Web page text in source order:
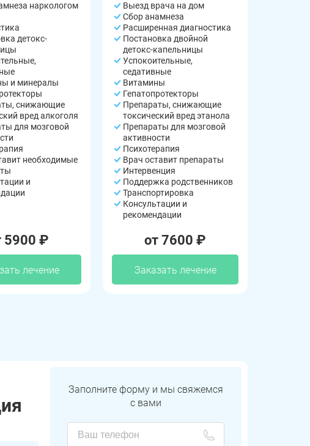
наркологом
детокс-
и минералы
снижающие
вред алкоголя
для мозговой
необходимые
и
5900 ₽
лечение
Выезд врача на дом
Сбор анамнеза
Расширенная диагностика
Постановка двойной
детокс-капельницы
Успокоительные,
седативные
Витамины
Гепатопротекторы
Препараты, снижающие
токсический вред этанола
Препараты для мозговой
активности
Психотерапия
Врач оставит препараты
Интервенция
Поддержка родственников
Транспортировка
Консультации и
рекомендации
от 7600 ₽
Заказать лечение
Заполните форму и мы свяжемся
с вами